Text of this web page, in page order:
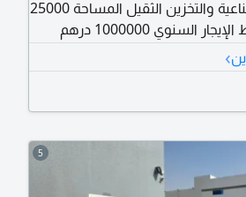
بمساحة كبيرة مناسب للأنشطة الصناعية والتخزين الثقيل المساحة 25000
قدم مربع قوة الكهرباء 253 كيلوواط الإيجار السنوي 1000000 درهم
5% مميزات المستودع ارتفاع جيد مناسب للتخزين
سهولة دخول وخروج الشاحنات
مناسب للأنشطة الصناعية،
›
5